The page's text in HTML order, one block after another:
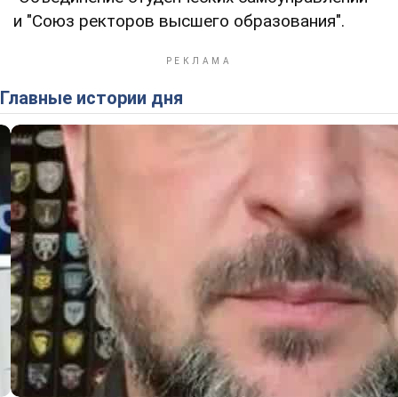
и "Союз ректоров высшего образования".
Главные истории дня